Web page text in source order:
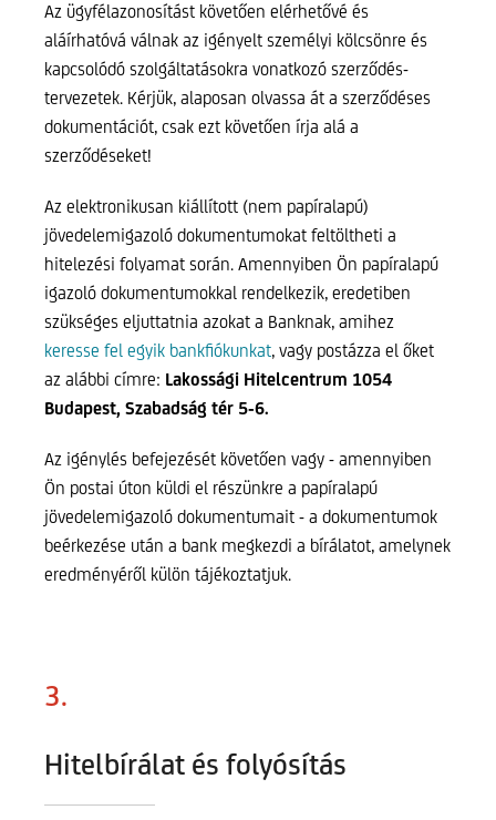
Az ügyfélazonosítást követően elérhetővé és
aláírhatóvá válnak az igényelt személyi kölcsönre és
kapcsolódó szolgáltatásokra vonatkozó szerződés-
tervezetek. Kérjük, alaposan olvassa át a szerződéses
dokumentációt, csak ezt követően írja alá a
szerződéseket!
Az elektronikusan kiállított (nem papíralapú)
jövedelemigazoló dokumentumokat feltöltheti a
hitelezési folyamat során. Amennyiben Ön papíralapú
igazoló dokumentumokkal rendelkezik, eredetiben
szükséges eljuttatnia azokat a Banknak, amihez
keresse fel egyik bankfiókunkat, vagy postázza el őket
az alábbi címre: Lakossági Hitelcentrum 1054
Budapest, Szabadság tér 5-6.
Az igénylés befejezését követően vagy - amennyiben
Ön postai úton küldi el részünkre a papíralapú
jövedelemigazoló dokumentumait - a dokumentumok
beérkezése után a bank megkezdi a bírálatot, amelynek
eredményéről külön tájékoztatjuk.
3.
Hitelbírálat és folyósítás